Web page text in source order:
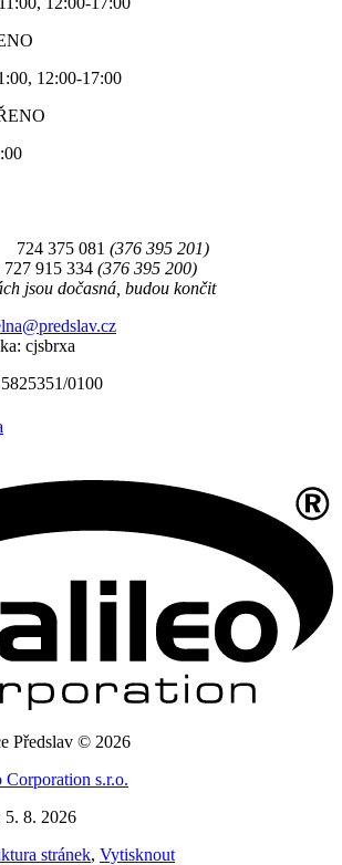
12:00-17:00
375 081 (376 395 201)
727 915 334 (376 395 200)
jsou dočasná, budou končit
cjsbrxa
0100
Předslav © 2026
Corporation s.r.o.
5. 8. 2026
stránek, Vytisknout